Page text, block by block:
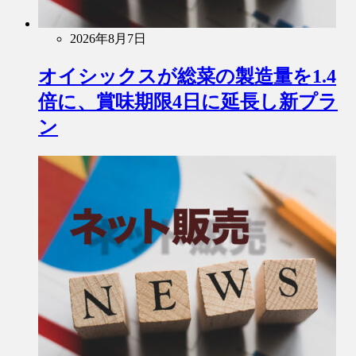
2026年8月7日
オイシックスが総菜の製造量を1.4
倍に、賞味期限4日に延長し新プラ
ン